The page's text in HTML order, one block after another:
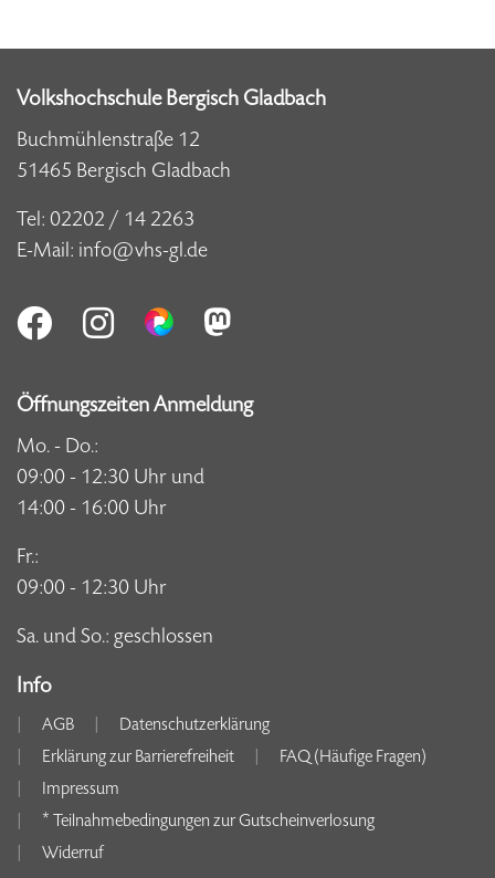
Volkshochschule Bergisch Gladbach
Buchmühlenstraße 12
51465 Bergisch Gladbach
Tel: 02202 / 14 2263
E-Mail: info@vhs-gl.de
Öffnungszeiten Anmeldung
Mo. - Do.:
09:00 - 12:30 Uhr und
14:00 - 16:00 Uhr
Fr.:
09:00 - 12:30 Uhr
Sa. und So.: geschlossen
Info
AGB
Datenschutzerklärung
Erklärung zur Barrierefreiheit
FAQ (Häufige Fragen)
Impressum
* Teilnahmebedingungen zur Gutscheinverlosung
Widerruf